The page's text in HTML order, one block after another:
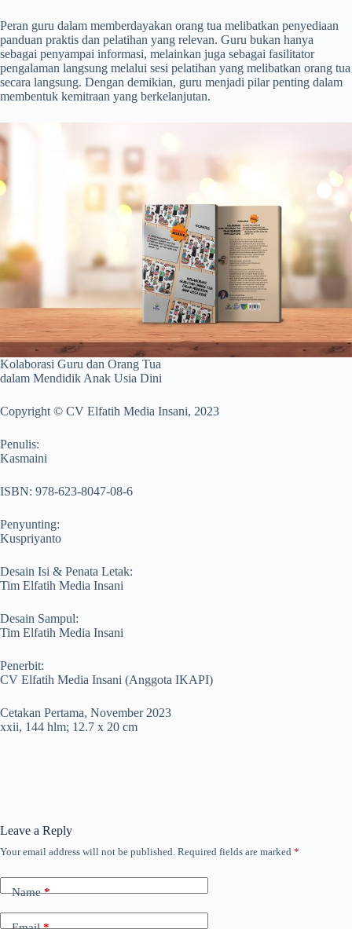
Peran guru dalam memberdayakan orang tua melibatkan penyediaan
panduan praktis dan pelatihan yang relevan. Guru bukan hanya
sebagai penyampai informasi, melainkan juga sebagai fasilitator
pengalaman langsung melalui sesi pelatihan yang melibatkan orang tua
secara langsung. Dengan demikian, guru menjadi pilar penting dalam
membentuk kemitraan yang berkelanjutan.
Kolaborasi Guru dan Orang Tua
dalam Mendidik Anak Usia Dini
Copyright © CV Elfatih Media Insani, 2023
Penulis:
Kasmaini
ISBN: 978-623-8047-08-6
Penyunting:
Kuspriyanto
Desain Isi & Penata Letak:
Tim Elfatih Media Insani
Desain Sampul:
Tim Elfatih Media Insani
Penerbit:
CV Elfatih Media Insani (Anggota IKAPI)
Cetakan Pertama, November 2023
xxii, 144 hlm; 12.7 x 20 cm
Leave a Reply
Your email address will not be published. Required fields are marked *
Name*